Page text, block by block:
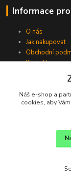
Informace
O nás
Jak nakupovat
Obchodní
Kontakty
Náš e-shop a
cookies, aby